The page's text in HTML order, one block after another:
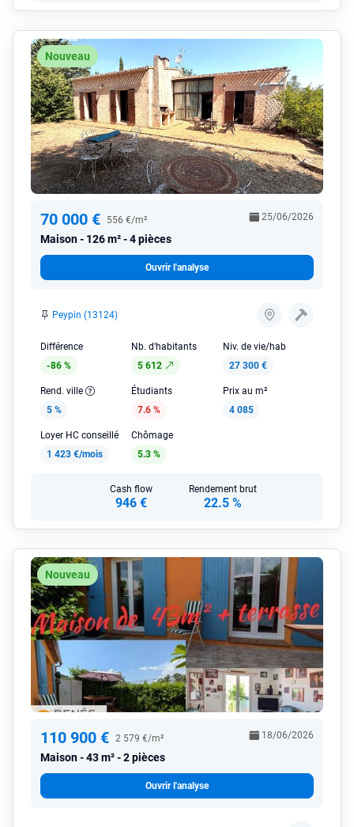
Nouveau
70 000 € 556 €/m²
Maison 126 m² - 4 pièces
25/06/2026
Ouvrir l'analyse
Peypin (13124)
Différence
-86 %
Nb. d'habitants
5 612
Niv. de vie/hab
27 300 €
Rend. ville
5 %
Étudiants
7.6 %
Prix au m²
4 085
Loyer HC conseillé
1 423 €/mois
Chômage
5.3 %
Cash flow
946 €
Rendement brut
22.5 %
Nouveau
110 900 € 2 579 €/m²
Maison 43 m² - 2 pièces
18/06/2026
Ouvrir l'analyse